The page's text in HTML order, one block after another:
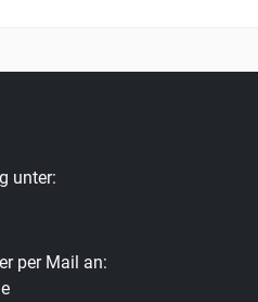
unter:
per Mail an: